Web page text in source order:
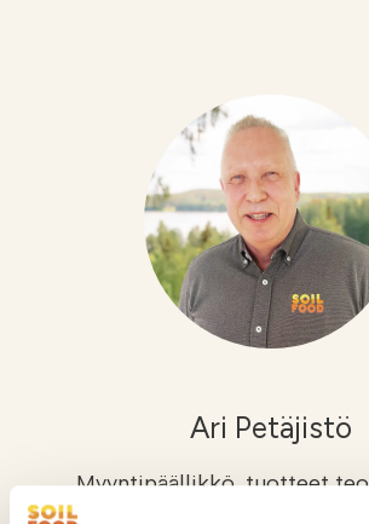
Ari Petäjistö
Myyntipäällikkö, tuotteet